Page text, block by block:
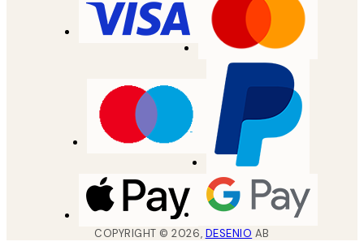
COPYRIGHT ©2026, DESENIO AB